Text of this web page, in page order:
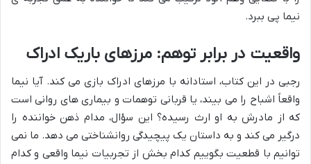
نیما پی ببرد.
واقعیت در برابر توهم: مرزهای باریک ادراک
رجبی در این کتاب، استادانه با مرزهای ادراک بازی می کند. آیا نیما
واقعاً اشباح را می بیند، یا قربانی توهمات و بیماری های روانی است
که از مادرش به او ارث رسیده؟ این سؤال، مدام ذهن خواننده را
درگیر می کند و به داستان یک پیچیدگی روانشناختی می دهد. ما نمی
توانیم با قطعیت بگوییم کدام بخش از تجربیات نیما واقعی و کدام